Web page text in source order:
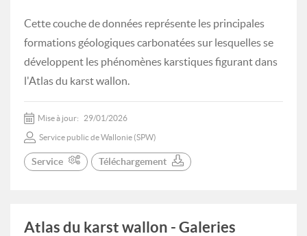
Cette couche de données représente les principales
formations géologiques carbonatées sur lesquelles se
développent les phénomènes karstiques figurant dans
l'Atlas du karst wallon.
Mise à jour: 29/01/2026
Service public de Wallonie (SPW)
Service Téléchargement
Atlas du karst wallon - Galeries